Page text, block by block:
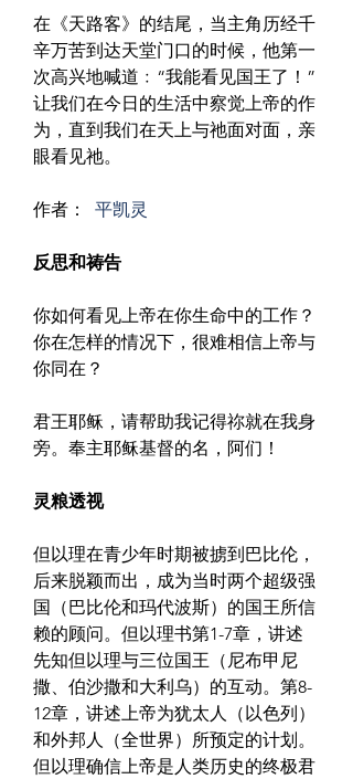
在《天路客》的结尾，当主角历经千
辛万苦到达天堂门口的时候，他第一
次高兴地喊道﹕“我能看见国王了！”
让我们在今日的生活中察觉上帝的作
为，直到我们在天上与祂面对面，亲
眼看见祂。
作者： 平凯灵
反思和祷告
你如何看见上帝在你生命中的工作？
你在怎样的情况下，很难相信上帝与
你同在？
君王耶稣，请帮助我记得祢就在我身
旁。奉主耶稣基督的名，阿们！
灵粮透视
但以理在青少年时期被掳到巴比伦，
后来脱颖而出，成为当时两个超级强
国（巴比伦和玛代波斯）的国王所信
赖的顾问。但以理书第1-7章，讲述
先知但以理与三位国王（尼布甲尼
撒、伯沙撒和大利乌）的互动。第8-
12章，讲述上帝为犹太人（以色列）
和外邦人（全世界）所预定的计划。
但以理确信上帝是人类历史的终极君